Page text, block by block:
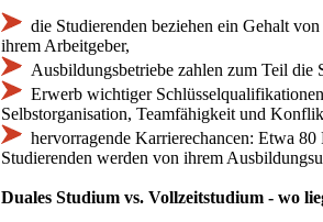
die Studierenden beziehen ein Gehalt
ihrem Arbeitgeber,
Ausbildungsbetriebe zahlen zum Teil die
Erwerb wichtiger
Selbstorganisation, Teamfähigkeit und
hervorragende Karrierechancen: Etwa 80
Studierenden werden von ihrem
Duales Studium vs. Vollzeitstudium - wo